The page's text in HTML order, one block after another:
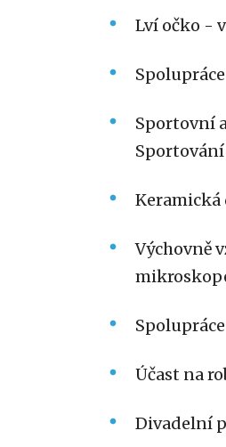
Lví očko -
Sportovní
Keramická
Výchovně
Spolupráce
Účast na
Divadelní